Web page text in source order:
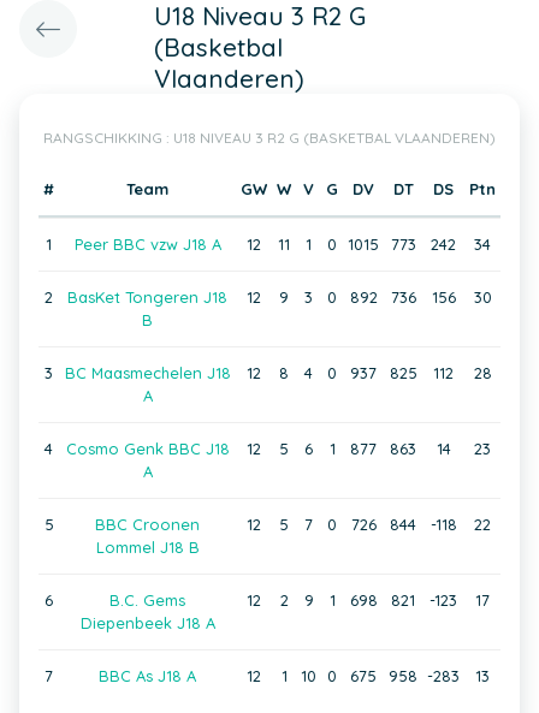
U18 Niveau 3 R2 G
(Basketbal
Vlaanderen)
RANGSCHIKKING : U18 NIVEAU 3 R2 G (BASKETBAL VLAANDEREN)
# Team GW W V G DV DT DS Ptn
1 Peer BBC vzw J18 A 12 11 1 0 1015 773 242 34
2
BasKet Tongeren J18
B
12 9 3 0 892 736 156 30
3
BC Maasmechelen J18
A
12 8 4 0 937 825 112 28
4
Cosmo Genk BBC J18
A
12 5 6 1 877 863 14 23
5
BBC Croonen
Lommel J18 B
12 5 7 0 726 844 -118 22
6
B.C. Gems
Diepenbeek J18 A
12 2 9 1 698 821 -123 17
7 BBC As J18 A 12 1 10 0 675 958 -283 13